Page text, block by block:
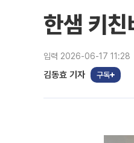
한샘 키친
입력 2026-06-17 11:28
김동효 기자 구독